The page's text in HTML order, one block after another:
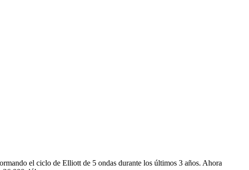
el ciclo de Elliott de 5 ondas durante los últimos 3 años. Ahora